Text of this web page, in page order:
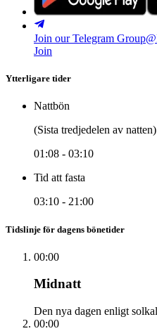
Join our Telegram Group
Join
Ytterligare tider
Nattbön
(Sista tredjedelen av natten)
01:08 - 03:10
Tid att fasta
03:10 - 21:00
Tidslinje för dagens bönetider
00:00
Midnatt
Den nya dagen enligt
00:00